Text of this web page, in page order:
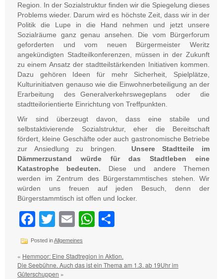
Region. In der Sozialstruktur finden wir die Spiegelung dieses
Problems wieder. Darum wird es höchste Zeit, dass wir in der
Politik die Lupe in die Hand nehmen und jetzt unsere
Sozialräume ganz genau ansehen. Die vom Bürgerforum
geforderten und vom neuen Bürgermeister Weritz
angekündigten Stadteilkonferenzen, müssen in der Zukunft
zu einem Ansatz der stadtteilstärkenden Initiativen kommen.
Dazu gehören Ideen für mehr Sicherheit, Spielplätze,
Kulturinitiatven genauso wie die Einwohnerbeteiligung an der
Erarbeitung des Generalverkehrswegeplans oder die
stadtteilorientierte Einrichtung von Treffpunkten.
Wir sind überzeugt davon, dass eine stabile und
selbstaktivierende Sozialstruktur, eher die Bereitschaft
fördert, kleine Geschäfte oder auch gastronomische Betriebe
zur Ansiedlung zu bringen. Unsere Stadtteile im
Dämmerzustand würde für das Stadtleben eine
Katastrophe bedeuten. Diese und andere Themen
werden im Zentrum des Bürgerstammtisches stehen. Wir
würden uns freuen auf jeden Besuch, denn der
Bürgerstammtisch ist offen und locker.
Facebook
Twitter
EmailWhatsApp
Posted inAllgemeines
« Hemmoor: Eine Stadtregion in Aktion.
Die Seebühne. Auch das ist ein Thema am 1.3. ab 19Uhr im
Güterschuppen »